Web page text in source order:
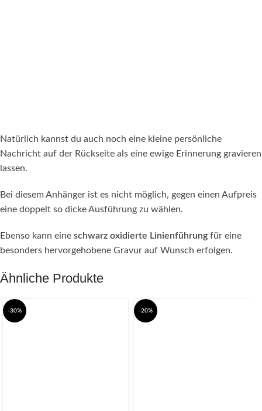
Natürlich kannst du auch noch eine kleine persönliche
Nachricht auf der Rückseite als eine ewige Erinnerung gravieren
lassen.
Bei diesem Anhänger ist es nicht möglich, gegen einen Aufpreis
eine doppelt so dicke Ausführung zu wählen.
Ebenso kann eine schwarz oxidierte Linienführung für eine
besonders hervorgehobene Gravur auf Wunsch erfolgen.
Ähnliche Produkte
-30% -20%